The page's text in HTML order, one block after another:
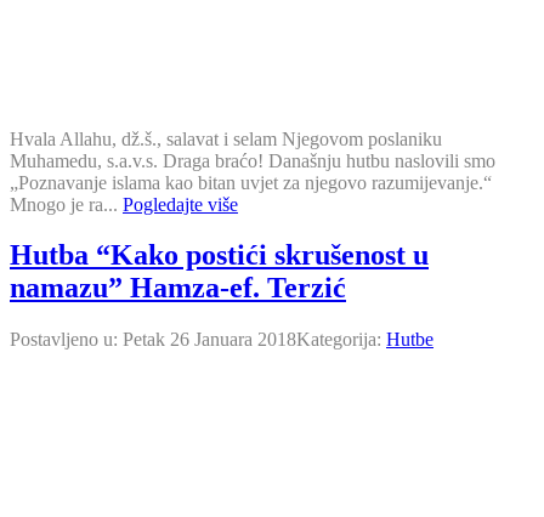
Hvala Allahu, dž.š., salavat i selam Njegovom poslaniku
Muhamedu, s.a.v.s. Draga braćo! Današnju hutbu naslovili smo
„Poznavanje islama kao bitan uvjet za njegovo razumijevanje.“
Mnogo je ra... Pogledajte više
Hutba “Kako postići skrušenost u
namazu” Hamza-ef. Terzić
Postavljeno u: Petak 26 Januara 2018Kategorija: Hutbe